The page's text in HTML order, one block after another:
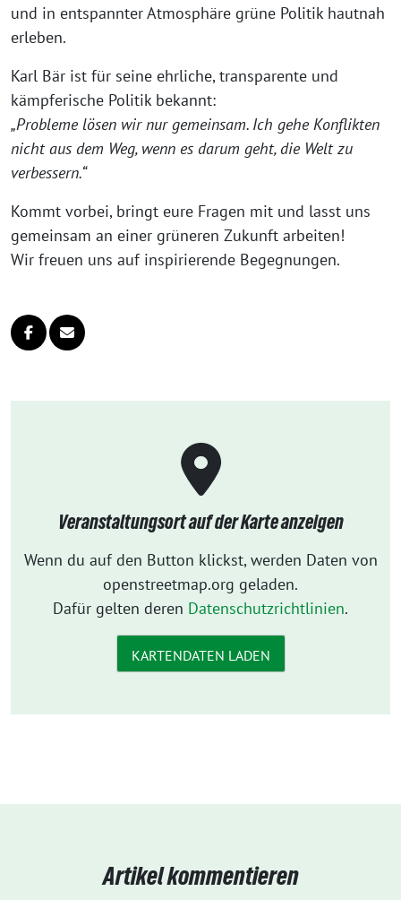
und in entspannter Atmosphäre grüne Politik hautnah
erleben.
Karl Bär ist für seine ehrliche, transparente und
kämpferische Politik bekannt:
„Probleme lösen wir nur gemeinsam. Ich gehe Konflikten
nicht aus dem Weg, wenn es darum geht, die Welt zu
verbessern.“
Kommt vorbei, bringt eure Fragen mit und lasst uns
gemeinsam an einer grüneren Zukunft arbeiten!
Wir freuen uns auf inspirierende Begegnungen.
Veranstaltungsort auf der Karte anzeigen
Wenn du auf den Button klickst, werden Daten von
openstreetmap.org geladen.
Dafür gelten deren Datenschutzrichtlinien.
KARTENDATEN LADEN
Artikel kommentieren